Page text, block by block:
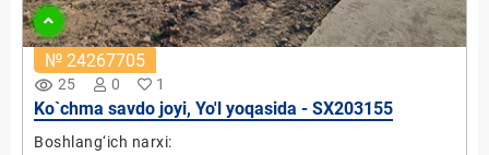
remove_red_eye 25 0 1
№ 24267705
Ko`chma savdo joyi, Yo'l yoqasida - SX203155
Boshlang‘ich narxi: